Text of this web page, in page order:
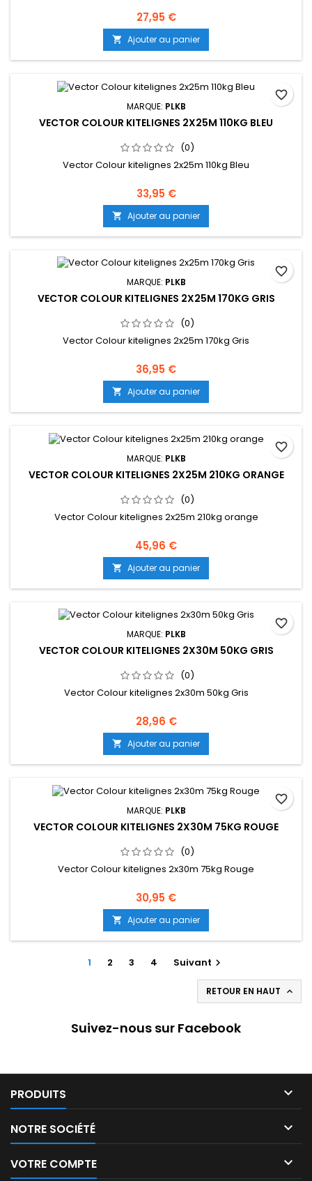
27,95 €
 Ajouter au panier
MARQUE: PLKB
VECTOR COLOUR KITELIGNES 2X25M 110KG BLEU
(0)
Vector Colour kitelignes 2x25m 110kg Bleu
33,95 €
 Ajouter au panier
favorite_border
MARQUE: PLKB
VECTOR COLOUR KITELIGNES 2X25M 170KG GRIS
(0)
Vector Colour kitelignes 2x25m 170kg Gris
36,95 €
 Ajouter au panier
favorite_border
MARQUE: PLKB
VECTOR COLOUR KITELIGNES 2X25M 210KG ORANGE
(0)
Vector Colour kitelignes 2x25m 210kg orange
45,96 €
 Ajouter au panier
favorite_border
MARQUE: PLKB
VECTOR COLOUR KITELIGNES 2X30M 50KG GRIS
(0)
Vector Colour kitelignes 2x30m 50kg Gris
28,96 €
 Ajouter au panier
favorite_border
MARQUE: PLKB
VECTOR COLOUR KITELIGNES 2X30M 75KG ROUGE
(0)
Vector Colour kitelignes 2x30m 75kg Rouge
30,95 €
 Ajouter au panier
favorite_border
1 2 3 4 Suivant 
RETOUR EN HAUT 
Suivez-nous sur Facebook
PRODUITS 
NOTRE SOCIÉTÉ 
VOTRE COMPTE 